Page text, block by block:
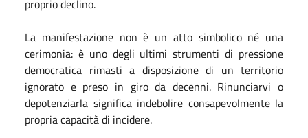
proprio declino.
La manifestazione non è un atto simbolico né una
cerimonia: è uno degli ultimi strumenti di pressione
democratica rimasti a disposizione di un territorio
ignorato e preso in giro da decenni. Rinunciarvi o
depotenziarla significa indebolire consapevolmente la
propria capacità di incidere.